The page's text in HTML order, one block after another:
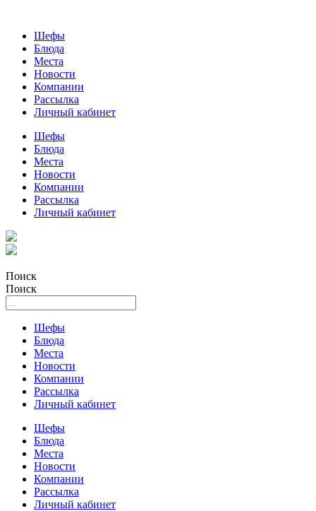
Шефы
Блюда
Места
Новости
Компании
Рассылка
Личный кабинет
Шефы
Блюда
Места
Новости
Компании
Рассылка
Личный кабинет
Поиск
Поиск
Шефы
Блюда
Места
Новости
Компании
Рассылка
Личный кабинет
Шефы
Блюда
Места
Новости
Компании
Рассылка
Личный кабинет